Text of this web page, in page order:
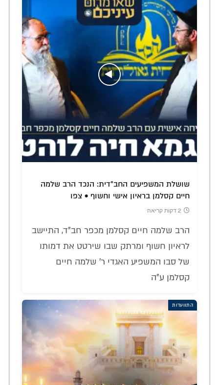
שושלת המשפיעים החב"דית: הנכד הרב שלמה
חיים קסלמן בראיון אישי וחשוף • צפו
2 דקות קריאה
הרב שלמה חיים קסלמן מכפר חב"ד, התיישב
לראיון חשוף ומרתק שבו שירטט את דמותו
של סבו המשפיע האגדי ר' שלמה חיים
קסלמן ע"ה
התוועדות